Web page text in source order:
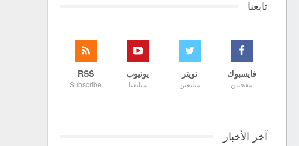
تابعنا
فايسبوك
معجبين
تويتر
متابعين
يوتيوب
متابعنا
RSS
Subscribe
آخر الأخبار